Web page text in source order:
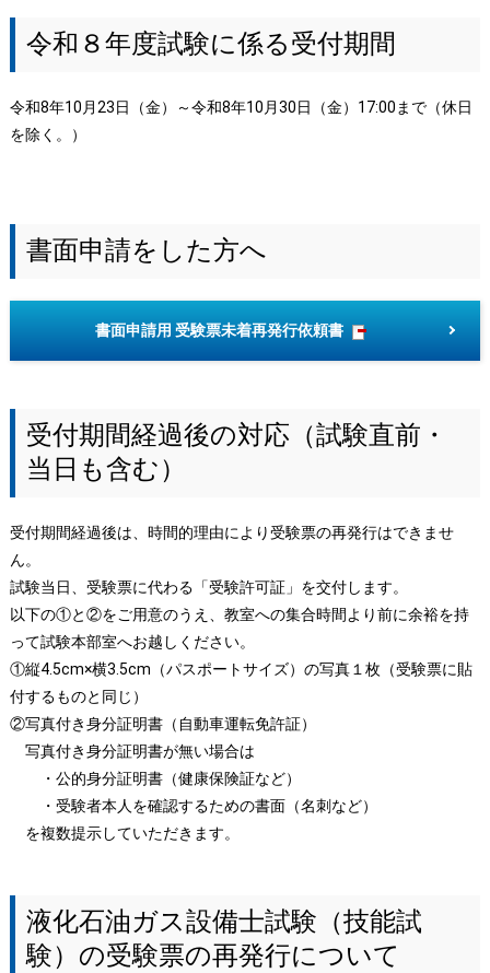
令和８年度試験に係る受付期間
令和8年10月23日（金）～令和8年10月30日（金）17:00まで（休日
を除く。）
書面申請をした方へ
書面申請用 受験票未着再発行依頼書
受付期間経過後の対応（試験直前・
当日も含む）
受付期間経過後は、時間的理由により受験票の再発行はできませ
ん。
試験当日、受験票に代わる「受験許可証」を交付します。
以下の①と②をご用意のうえ、教室への集合時間より前に余裕を持
って試験本部室へお越しください。
①縦4.5cm×横3.5cm（パスポートサイズ）の写真１枚（受験票に貼
付するものと同じ）
②写真付き身分証明書（自動車運転免許証）
写真付き身分証明書が無い場合は
・公的身分証明書（健康保険証など）
・受験者本人を確認するための書面（名刺など）
を複数提示していただきます。
液化石油ガス設備士試験（技能試
験）の受験票の再発行について